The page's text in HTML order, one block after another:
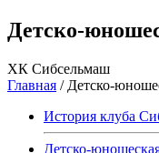
Детско-
ХК Сибсельмаш
Главная / Детско-
История клуба
Детско-